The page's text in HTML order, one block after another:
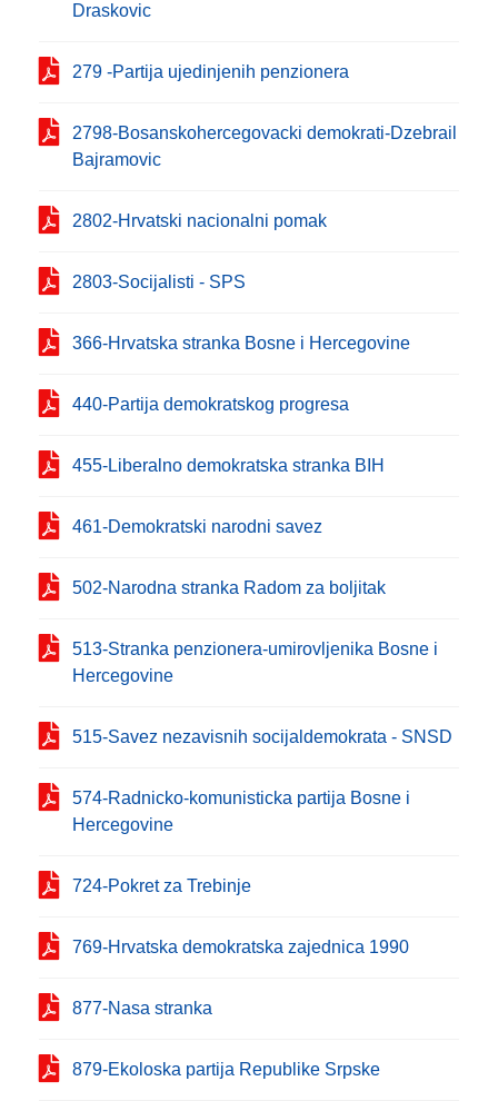
Draskovic
279 -Partija ujedinjenih penzionera
2798-Bosanskohercegovacki demokrati-Dzebrail
Bajramovic
2802-Hrvatski nacionalni pomak
2803-Socijalisti - SPS
366-Hrvatska stranka Bosne i Hercegovine
440-Partija demokratskog progresa
455-Liberalno demokratska stranka BIH
461-Demokratski narodni savez
502-Narodna stranka Radom za boljitak
513-Stranka penzionera-umirovljenika Bosne i
Hercegovine
515-Savez nezavisnih socijaldemokrata - SNSD
574-Radnicko-komunisticka partija Bosne i
Hercegovine
724-Pokret za Trebinje
769-Hrvatska demokratska zajednica 1990
877-Nasa stranka
879-Ekoloska partija Rеpublike Srpske